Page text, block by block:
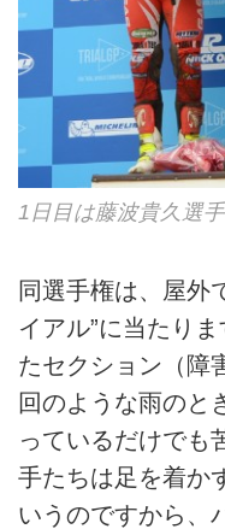
1日目は藤波貴久選
同選手権は、屋外
イアル”に当たり
たセクション（障
回のような雨のと
っているだけでも
手たちは足を着か
いうのですから、